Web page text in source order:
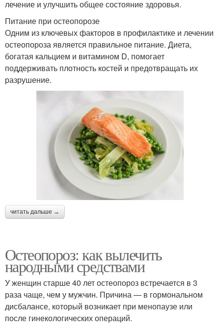
лечение и улучшить общее состояние здоровья.
Питание при остеопорозе
Одним из ключевых факторов в профилактике и лечении
остеопороза является правильное питание. Диета,
богатая кальцием и витамином D, помогает
поддерживать плотность костей и предотвращать их
разрушение.
читать дальше →
Остеопороз: как вылечить
народными средствами
У женщин старше 40 лет остеопороз встречается в 3
раза чаще, чем у мужчин. Причина — в гормональном
дисбалансе, который возникает при менопаузе или
после гинекологических операций.